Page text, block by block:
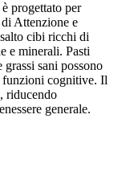
è progettato per
Attenzione e
cibi ricchi di
e minerali. Pasti
sani possono
funzioni cognitive. Il
riducendo
generale.